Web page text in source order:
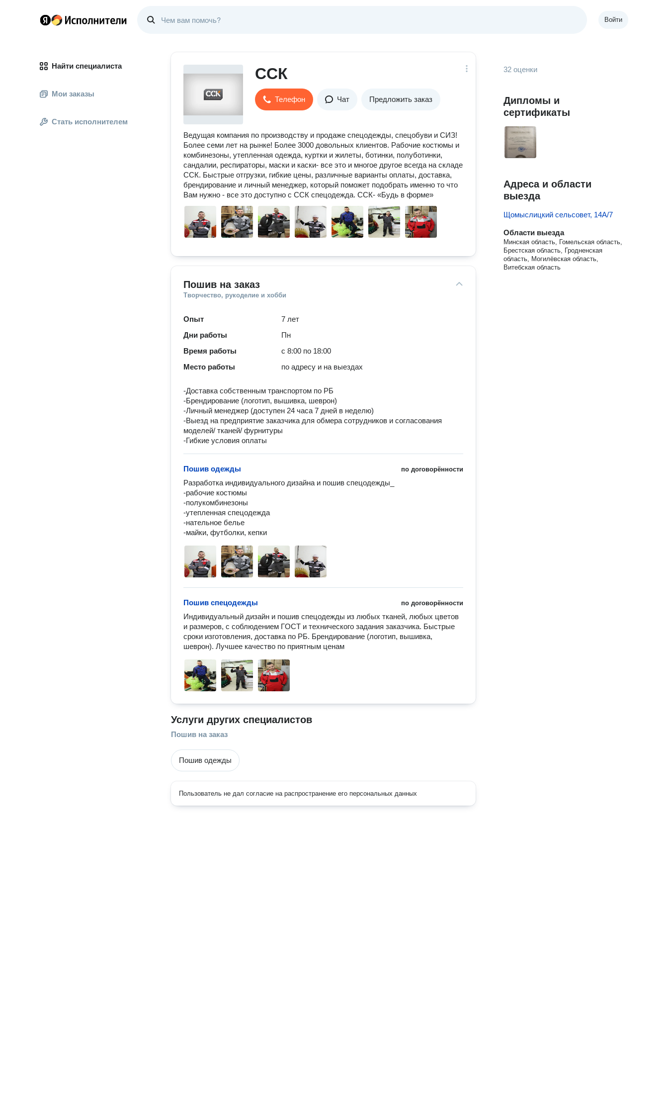
Войти
Найти специалиста
Мои заказы
Стать исполнителем
ССК
Телефон Чат Предложить заказ
Ведущая компания по производству и продаже спецодежды, спецобуви и СИЗ!
Более семи лет на рынке! Более 3000 довольных клиентов. Рабочие костюмы и
комбинезоны, утепленная одежда, куртки и жилеты, ботинки, полуботинки,
сандалии, респираторы, маски и каски- все это и многое другое всегда на складе
ССК. Быстрые отгрузки, гибкие цены, различные варианты оплаты, доставка,
брендирование и личный менеджер, который поможет подобрать именно то что
Вам нужно - все это доступно с ССК спецодежда. ССК- «Будь в форме»
Пошив на заказ
Творчество, рукоделие и хобби
Опыт
7 лет
Дни работы
Пн
Время работы
с 8:00 по 18:00
Место работы
по адресу и на выездах
-Доставка собственным транспортом по РБ
-Брендирование (логотип, вышивка, шеврон)
-Личный менеджер (доступен 24 часа 7 дней в неделю)
-Выезд на предприятие заказчика для обмера сотрудников и согласования
моделей/ тканей/ фурнитуры
-Гибкие условия оплаты
по договорённости
Пошив одежды
Разработка индивидуального дизайна и пошив спецодежды_
-рабочие костюмы
-полукомбинезоны
-утепленная спецодежда
-нательное белье
по договорённости
Пошив спецодежды
Индивидуальный дизайн и пошив спецодежды из любых тканей, любых цветов
и размеров, с соблюдением ГОСТ и технического задания заказчика. Быстрые
сроки изготовления, доставка по РБ. Брендирование (логотип, вышивка,
шеврон). Лучшее качество по приятным ценам
Услуги других специалистов
Пошив на заказ
Пошив одежды
Пользователь не дал согласие на распространение его персональных данных
32 оценки
Дипломы и
сертификаты
Адреса и области
выезда
Щомыслицкий сельсовет, 14А/7
Области выезда
Минская область, Гомельская область,
Брестская область, Гродненская
область, Могилёвская область,
Витебская область